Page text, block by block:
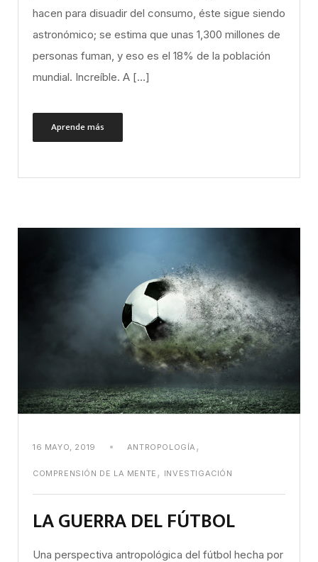
hacen para disuadir del consumo, éste sigue siendo
astronómico; se estima que unas 1,300 millones de
personas fuman, y eso es el 18% de la población
mundial. Increíble. A […]
Aprende más
16 MAYO, 2019 ANTROPOLOGÍA ,
COMPRENSIÓN DE LA MENTE , INVESTIGACIÓN
LA GUERRA DEL FÚTBOL
Una perspectiva antropológica del fútbol hecha por